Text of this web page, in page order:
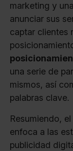
marketing y
anunciar sus
captar clientes
una serie de
mismos, así
palabras clave.
Resumiendo,
enfoca a las
publicidad